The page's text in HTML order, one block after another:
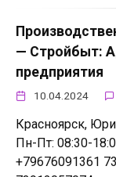
— Стройбыт:
предприятия
10.04.2024
Красноярск,
Пн-Пт: 08:30-
+79676091361